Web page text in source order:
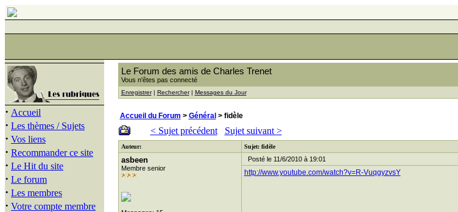
· Accueil
· Les thèmes / Sujets
· Vos liens
· Recommander ce site
· Le Hit du site
· Le forum
· Les membres
· Votre compte membre
Le Forum des amis de Charles Trenet
Vous n'êtes pas connecté
Enregistrer| Rechercher| Messages du Jour
Accueil du Forum > Général > fidèle
< Sujet précédent Sujet suivant >
Auteur: Sujet: fidèle
asbeen
Membre senior
Posté le 11/6/2010 à 19:01
http://www.youtube.com/watch?v=R-VuqgyzvsY